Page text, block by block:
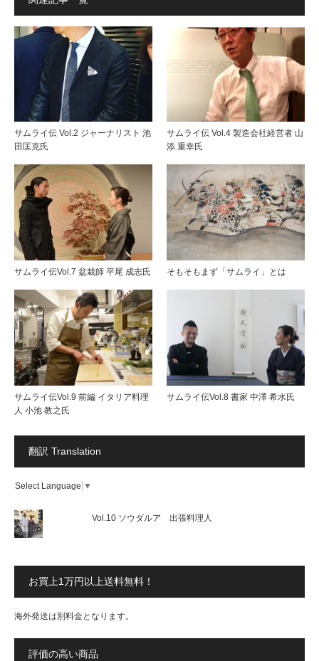
サムライ伝 Vol.2 ジャーナリスト 池
田匡克氏
サムライ伝 Vol.4 製造会社経営者 山
添 重幸氏
サムライ伝Vol.7 盆栽師 平尾 成志氏 そもそもまず「サムライ」とは
サムライ伝Vol.9 前編 イタリア料理
人 小池 教之氏
サムライ伝Vol.8 書家 中澤 希水氏
翻訳 Translation
Select Language ▼
Vol.10 ソウダルア 出張料理人
お買上1万円以上送料無料！
海外発送は別料金となります。
評価の高い商品